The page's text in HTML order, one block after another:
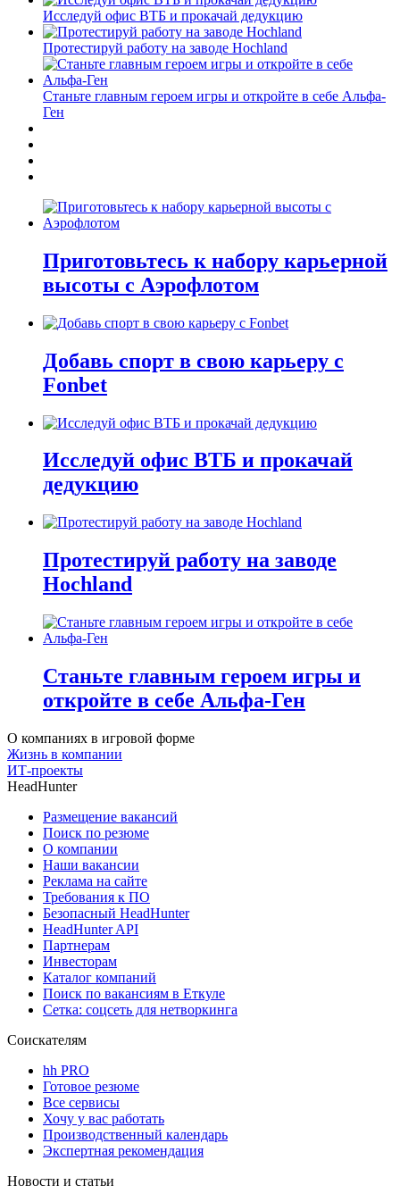
Исследуй офис ВТБ и прокачай дедукцию
Протестируй работу на заводе Hochland
Станьте главным героем игры и откройте в себе Альфа-
Ген
Приготовьтесь к набору карьерной
высоты с Аэрофлотом
Добавь спорт в свою карьеру с
Fonbet
Исследуй офис ВТБ и прокачай
дедукцию
Протестируй работу на заводе
Hochland
Станьте главным героем игры и
откройте в себе Альфа-Ген
О компаниях в игровой форме
Жизнь в компании
ИТ-проекты
HeadHunter
Размещение вакансий
Поиск по резюме
О компании
Наши вакансии
Реклама на сайте
Требования к ПО
Безопасный HeadHunter
HeadHunter API
Партнерам
Инвесторам
Каталог компаний
Поиск по вакансиям в Еткуле
Сетка: соцсеть для нетворкинга
Соискателям
hh PRO
Готовое резюме
Все сервисы
Хочу у вас работать
Производственный календарь
Экспертная рекомендация
Новости и статьи